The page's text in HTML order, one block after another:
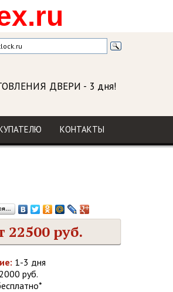
ДВЕРИ - 3 дня!
КОНТАКТЫ
22500 руб.
1-3 дня
2000 руб.